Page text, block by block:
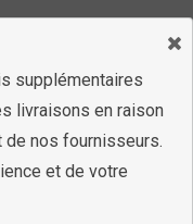
supplémentaires
livraisons en raison
nos fournisseurs.
et de votre